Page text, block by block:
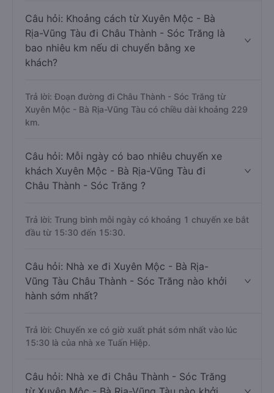
Câu hỏi: Khoảng cách từ Xuyên Mộc - Bà
Rịa-Vũng Tàu đi Châu Thành - Sóc Trăng là
bao nhiêu km nếu di chuyển bằng xe
khách?
Trả lời: Đoạn đường đi Châu Thành - Sóc Trăng từ
Xuyên Mộc - Bà Rịa-Vũng Tàu có chiều dài khoảng 229
km.
Câu hỏi: Mỗi ngày có bao nhiêu chuyến xe
khách Xuyên Mộc - Bà Rịa-Vũng Tàu đi
Châu Thành - Sóc Trăng ?
Trả lời: Trung bình mỗi ngày có khoảng 1 chuyến xe bắt
đầu từ 15:30 đến 15:30.
Câu hỏi: Nhà xe đi Xuyên Mộc - Bà Rịa-
Vũng Tàu Châu Thành - Sóc Trăng nào khởi
hành sớm nhất?
Trả lời: Chuyến xe có giờ xuất phát sớm nhất vào lúc
15:30 là của nhà xe Tuấn Hiệp.
Câu hỏi: Nhà xe đi Châu Thành - Sóc Trăng